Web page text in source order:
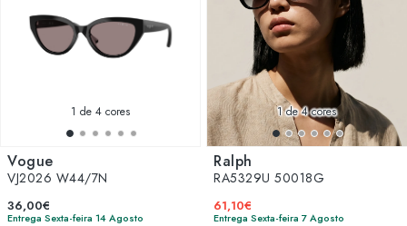
1 de 4 cores
Vogue
VJ2026 W44/7N
36,00€
Entrega Sexta-feira 14 Agosto
1de 4 cores
Ralph
RA5329U 50018G
61,10€
Entrega Sexta-feira 7 Agosto